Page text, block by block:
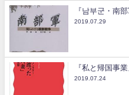
『남부군・南
2019.07.29
『私と帰国事業
2019.07.24